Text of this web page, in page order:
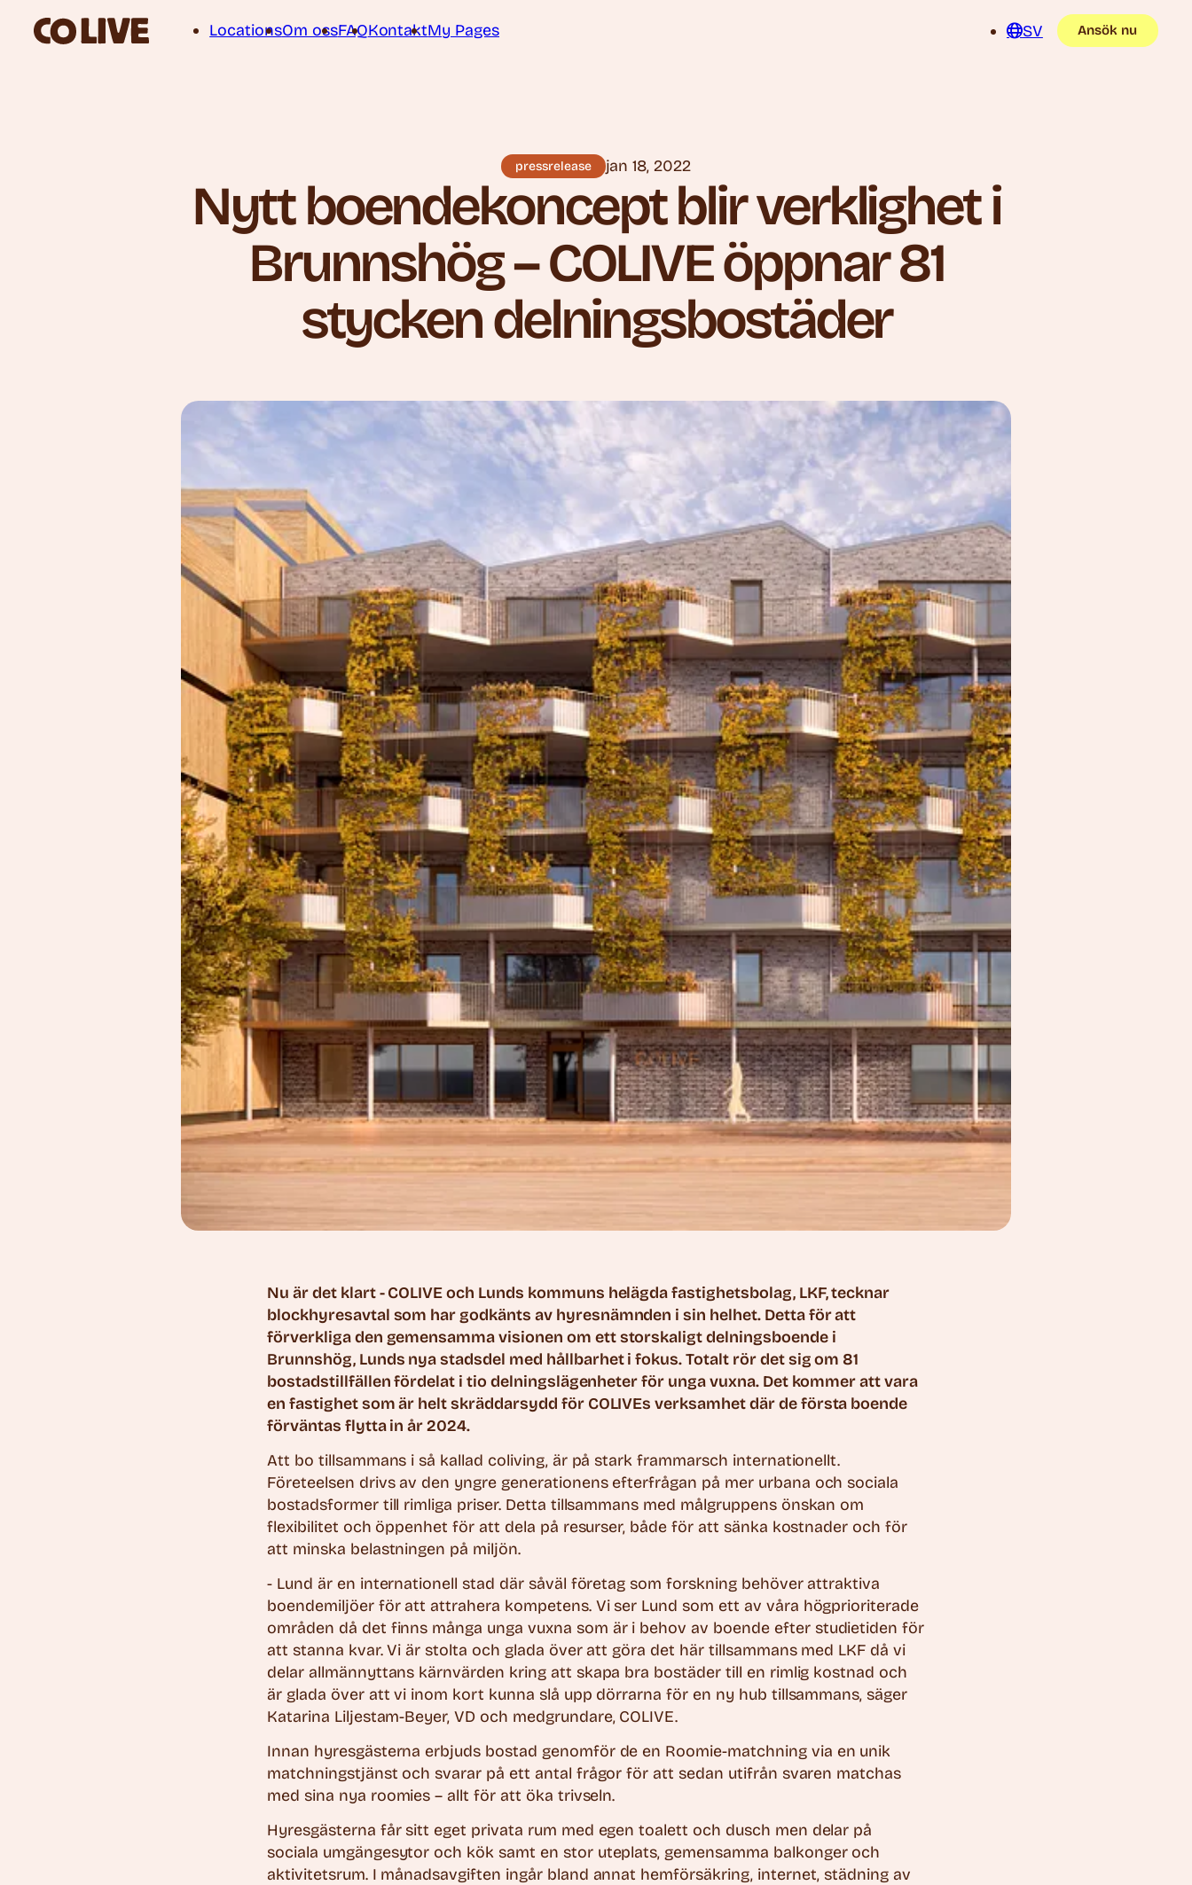
LocationsOm ossFAQKontaktMy Pages SV Ansök nu
pressrelease jan 18, 2022
Nytt boendekoncept blir verklighet i
Brunnshög – COLIVE öppnar 81
stycken delningsbostäder
Nu är det klart - COLIVE och Lunds kommuns helägda fastighetsbolag, LKF, tecknar
blockhyresavtal som har godkänts av hyresnämnden i sin helhet. Detta för att
förverkliga den gemensamma visionen om ett storskaligt delningsboende i
Brunnshög, Lunds nya stadsdel med hållbarhet i fokus. Totalt rör det sig om 81
bostadstillfällen fördelat i tio delningslägenheter för unga vuxna. Det kommer att vara
en fastighet som är helt skräddarsydd för COLIVEs verksamhet där de första boende
förväntas flytta in år 2024.
Att bo tillsammans i så kallad coliving, är på stark frammarsch internationellt.
Företeelsen drivs av den yngre generationens efterfrågan på mer urbana och sociala
bostadsformer till rimliga priser. Detta tillsammans med målgruppens önskan om
flexibilitet och öppenhet för att dela på resurser, både för att sänka kostnader och för
att minska belastningen på miljön.
- Lund är en internationell stad där såväl företag som forskning behöver attraktiva
boendemiljöer för att attrahera kompetens. Vi ser Lund som ett av våra högprioriterade
områden då det finns många unga vuxna som är i behov av boende efter studietiden för
att stanna kvar. Vi är stolta och glada över att göra det här tillsammans med LKF då vi
delar allmännyttans kärnvärden kring att skapa bra bostäder till en rimlig kostnad och
är glada över att vi inom kort kunna slå upp dörrarna för en ny hub tillsammans, säger
Katarina Liljestam-Beyer, VD och medgrundare, COLIVE.
Innan hyresgästerna erbjuds bostad genomför de en Roomie-matchning via en unik
matchningstjänst och svarar på ett antal frågor för att sedan utifrån svaren matchas
med sina nya roomies – allt för att öka trivseln.
Hyresgästerna får sitt eget privata rum med egen toalett och dusch men delar på
sociala umgängesytor och kök samt en stor uteplats, gemensamma balkonger och
aktivitetsrum. I månadsavgiften ingår bland annat hemförsäkring, internet, städning av